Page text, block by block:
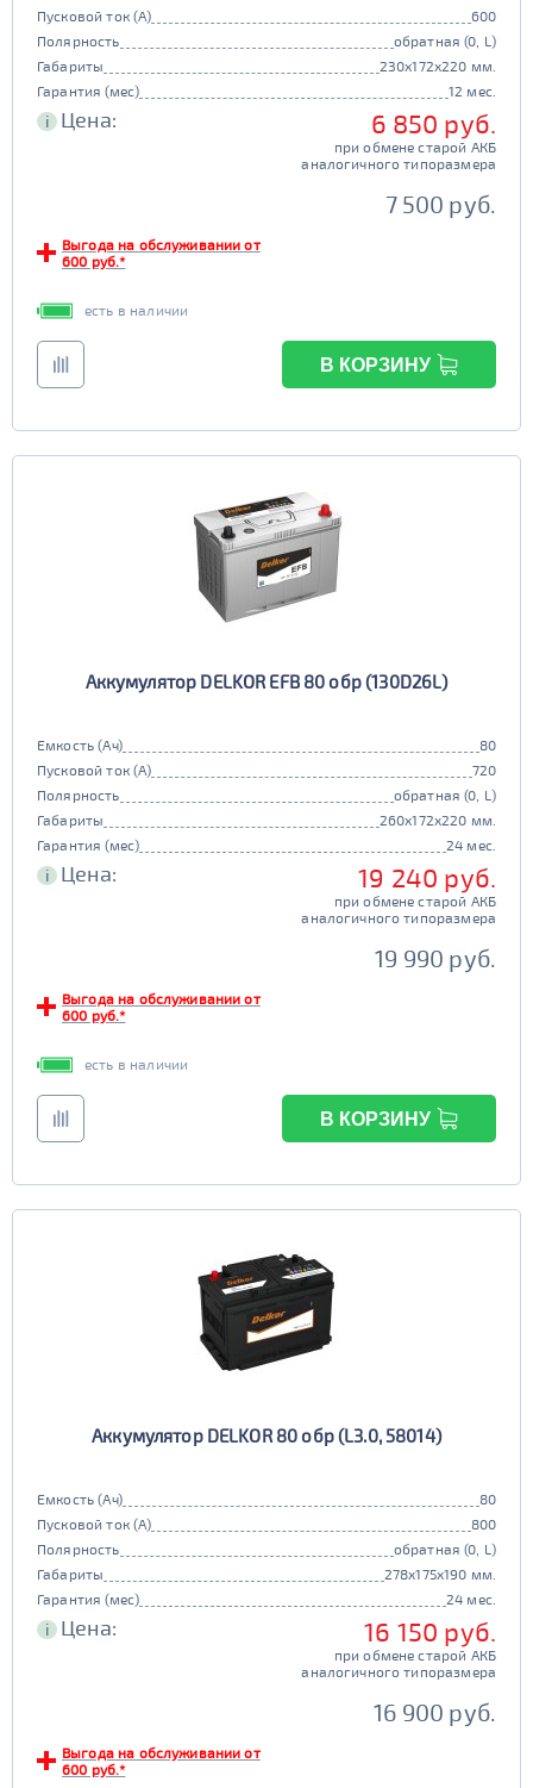
Пусковой ток (А)
600
Полярность
обратная (0, L)
Габариты
230x172x220 мм.
Гарантия (мес)
12 мес.
i Цена: 6 850 руб.
при обмене старой АКБ
аналогичного типоразмера
7 500 руб.
Выгода на обслуживании от
600 руб.*
есть в наличии
В КОРЗИНУ
Аккумулятор DELKOR EFB 80 обр (130D26L)
Емкость (Ач)
80
Пусковой ток (А)
720
Полярность
обратная (0, L)
Габариты
260x172x220 мм.
Гарантия (мес)
24 мес.
i Цена: 19 240 руб.
при обмене старой АКБ
аналогичного типоразмера
19 990 руб.
Выгода на обслуживании от
600 руб.*
есть в наличии
В КОРЗИНУ
Аккумулятор DELKOR 80 обр (L3.0, 58014)
Емкость (Ач)
80
Пусковой ток (А)
800
Полярность
обратная (0, L)
Габариты
278x175x190 мм.
Гарантия (мес)
24 мес.
i Цена: 16 150 руб.
при обмене старой АКБ
аналогичного типоразмера
16 900 руб.
Выгода на обслуживании от
600 руб.*